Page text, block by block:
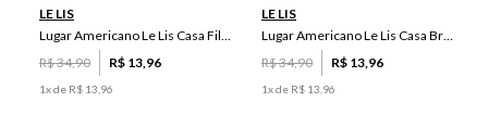
LE LIS
Lugar Americano Le Lis Casa Filipa
R$34,90 R$ 13 96
1x de R$ 13 96
LE LIS
Lugar Americano Le Lis Casa Brenda
R$34,90 R$ 13 96
1x de R$ 13 96